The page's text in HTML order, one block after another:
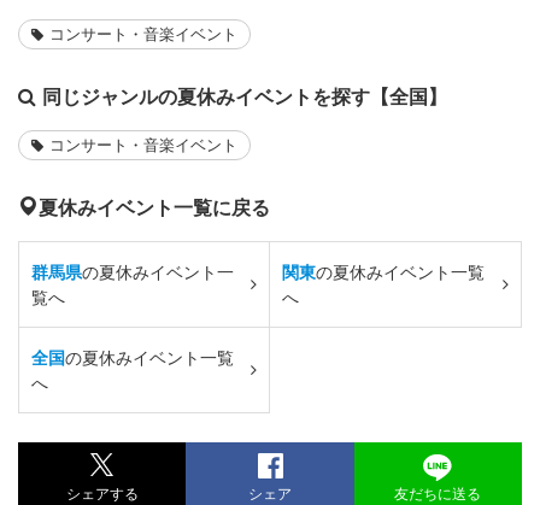
コンサート・音楽イベント
同じジャンルの夏休みイベントを探す【全国】
コンサート・音楽イベント
夏休みイベント一覧に戻る
群馬県の夏休みイベント一
覧へ
関東の夏休みイベント一覧
へ
全国の夏休みイベント一覧
へ
シェアする シェア 友だちに送る